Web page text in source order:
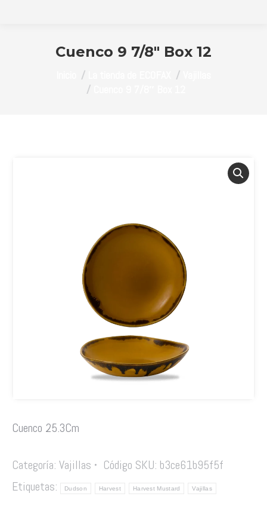
Cuenco 9 7/8″ Box 12
Cuenco 25.3Cm
Categoría: Vajillas Código SKU: b3ce61b95f5f
Etiquetas:
Dudson Harvest Harvest Mustard Vajillas